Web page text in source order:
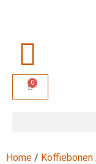
0
Home / Koffiebonen